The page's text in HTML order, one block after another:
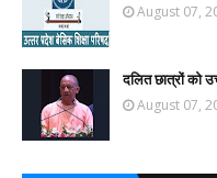
August 07,
दलित छात्रों को
August 07,